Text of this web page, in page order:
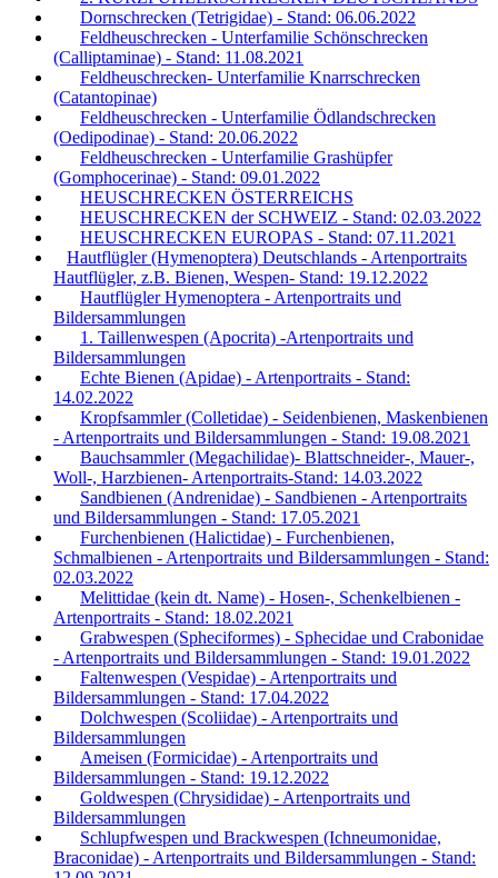
Dornschrecken (Tetrigidae) - Stand: 06.06.2022
Feldheuschrecken - Unterfamilie Schönschrecken
(Calliptaminae) - Stand: 11.08.2021
Feldheuschrecken- Unterfamilie Knarrschrecken
(Catantopinae)
Feldheuschrecken - Unterfamilie Ödlandschrecken
(Oedipodinae) - Stand: 20.06.2022
Feldheuschrecken - Unterfamilie Grashüpfer
(Gomphocerinae) - Stand: 09.01.2022
HEUSCHRECKEN ÖSTERREICHS
HEUSCHRECKEN der SCHWEIZ - Stand: 02.03.2022
HEUSCHRECKEN EUROPAS - Stand: 07.11.2021
Hautflügler (Hymenoptera) Deutschlands - Artenportraits
Hautflügler, z.B. Bienen, Wespen- Stand: 19.12.2022
Hautflügler Hymenoptera - Artenportraits und
Bildersammlungen
1. Taillenwespen (Apocrita) -Artenportraits und
Bildersammlungen
Echte Bienen (Apidae) - Artenportraits - Stand:
14.02.2022
Kropfsammler (Colletidae) - Seidenbienen, Maskenbienen
- Artenportraits und Bildersammlungen - Stand: 19.08.2021
Bauchsammler (Megachilidae)- Blattschneider-, Mauer-,
Woll-, Harzbienen- Artenportraits-Stand: 14.03.2022
Sandbienen (Andrenidae) - Sandbienen - Artenportraits
und Bildersammlungen - Stand: 17.05.2021
Furchenbienen (Halictidae) - Furchenbienen,
Schmalbienen - Artenportraits und Bildersammlungen - Stand:
02.03.2022
Melittidae (kein dt. Name) - Hosen-, Schenkelbienen -
Artenportraits - Stand: 18.02.2021
Grabwespen (Spheciformes) - Sphecidae und Crabonidae
- Artenportraits und Bildersammlungen - Stand: 19.01.2022
Faltenwespen (Vespidae) - Artenportraits und
Bildersammlungen - Stand: 17.04.2022
Dolchwespen (Scoliidae) - Artenportraits und
Bildersammlungen
Ameisen (Formicidae) - Artenportraits und
Bildersammlungen - Stand: 19.12.2022
Goldwespen (Chrysididae) - Artenportraits und
Bildersammlungen
Schlupfwespen und Brackwespen (Ichneumonidae,
Braconidae) - Artenportraits und Bildersammlungen - Stand: